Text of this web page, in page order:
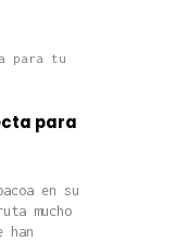
para
en su
mucho
han